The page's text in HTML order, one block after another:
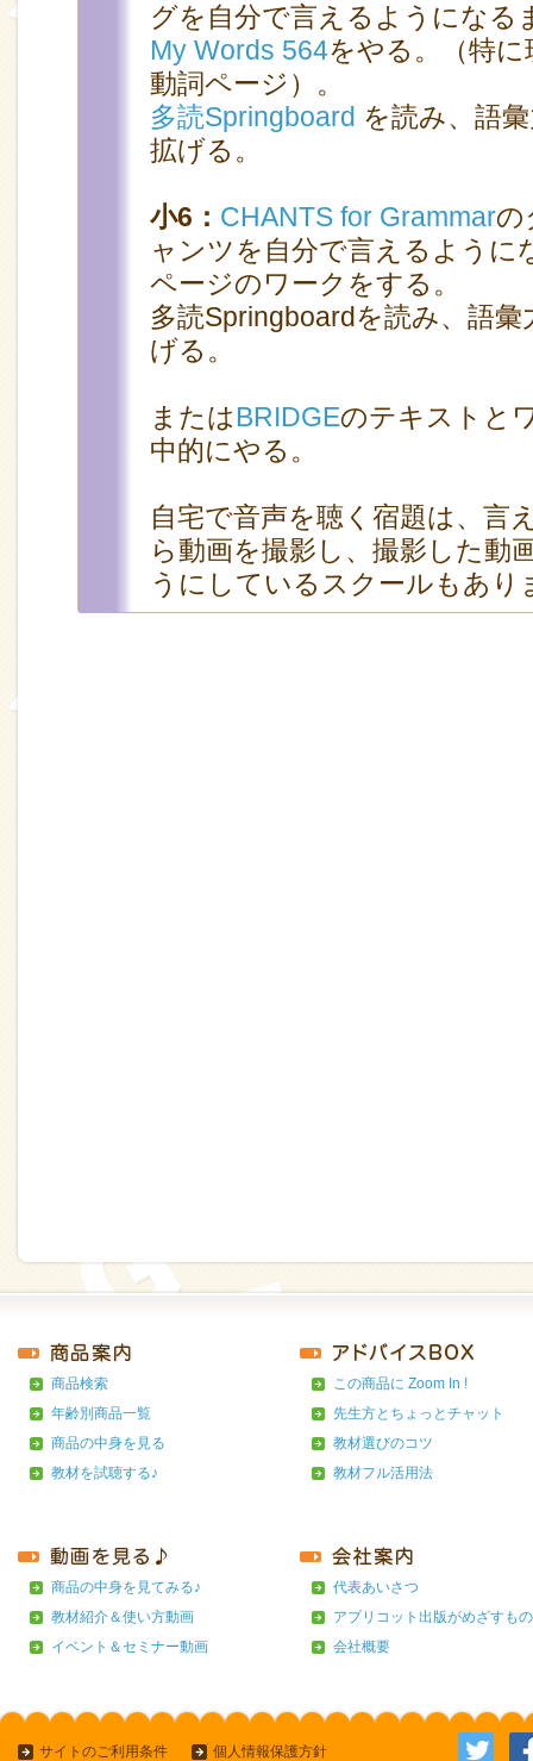
グを自分で言えるようになる
My Words 564をやる。（特
動詞ページ）。
多読Springboard を読み、語
拡げる。
小6： CHANTS for Grammarの
ャンツを自分で言えるように
ページのワークをする。
多読Springboardを読み、語
げる。
またはBRIDGEのテキストと
中的にやる。
自宅で音声を聴く宿題は、言
ら動画を撮影し、撮影した動
うにしているスクールもあり
商品検索
年齢別商品一覧
商品の中身を見る
教材を試聴する♪
この商品に Zoom In !
先生方とちょっとチャット
教材選びのコツ
教材フル活用法
商品の中身を見てみる♪
教材紹介＆使い方動画
イベント＆セミナー動画
代表あいさつ
アプリコット出版がめざすもの
会社概要
サイトのご利用条件 個人情報保護方針